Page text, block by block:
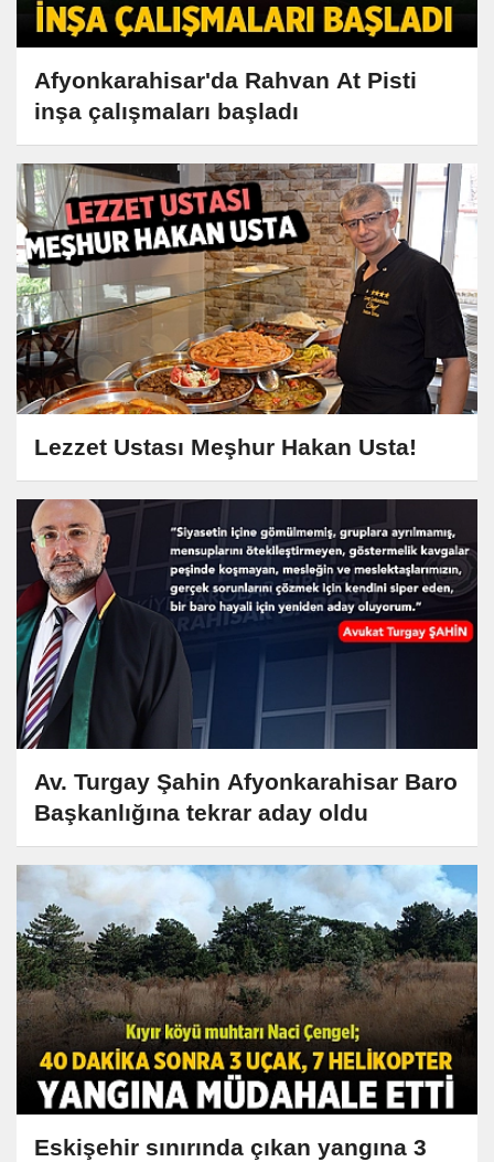
Afyonkarahisar'da Rahvan At Pisti
inşa çalışmaları başladı
Lezzet Ustası Meşhur Hakan Usta!
Av. Turgay Şahin Afyonkarahisar Baro
Başkanlığına tekrar aday oldu
Eskişehir sınırında çıkan yangına 3